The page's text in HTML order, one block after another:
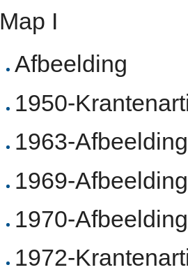
Map I
Afbeelding
1950-
1963-
1969-
1970-
1972-